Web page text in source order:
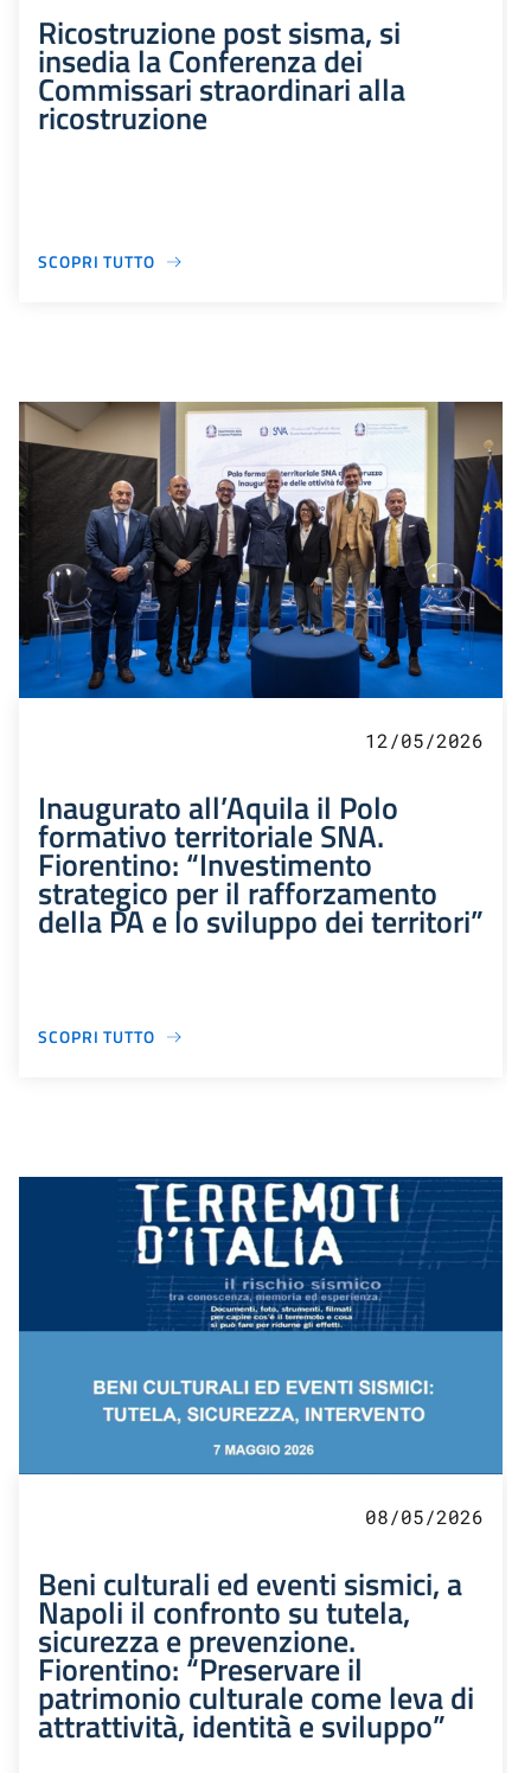
Ricostruzione post sisma, si
insedia la Conferenza dei
Commissari straordinari alla
ricostruzione
SCOPRI TUTTO
12/05/2026
Inaugurato all’Aquila il Polo
formativo territoriale SNA.
Fiorentino: “Investimento
strategico per il rafforzamento
della PA e lo sviluppo dei territori”
SCOPRI TUTTO
08/05/2026
Beni culturali ed eventi sismici, a
Napoli il confronto su tutela,
sicurezza e prevenzione.
Fiorentino: “Preservare il
patrimonio culturale come leva di
attrattività, identità e sviluppo”